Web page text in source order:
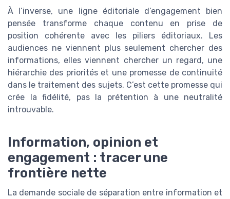
À l’inverse, une ligne éditoriale d’engagement bien
pensée transforme chaque contenu en prise de
position cohérente avec les piliers éditoriaux. Les
audiences ne viennent plus seulement chercher des
informations, elles viennent chercher un regard, une
hiérarchie des priorités et une promesse de continuité
dans le traitement des sujets. C’est cette promesse qui
crée la fidélité, pas la prétention à une neutralité
introuvable.
Information, opinion et
engagement : tracer une
frontière nette
La demande sociale de séparation entre information et